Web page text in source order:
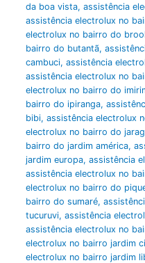
da boa vista, assistência
assistência electrolux no
electrolux no bairro do
bairro do butantã,
cambuci, assistência
assistência electrolux no
electrolux no bairro do
bairro do ipiranga,
bibi, assistência electrolux
electrolux no bairro do
bairro do jardim américa,
jardim europa, assistência
assistência electrolux no
electrolux no bairro do
bairro do sumaré,
tucuruvi, assistência
assistência electrolux no
electrolux no bairro jardim
electrolux no bairro jardim